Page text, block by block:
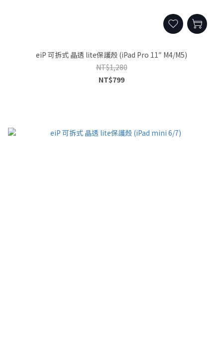
eiP 可拆式 晶透 lite保護殼 (iPad Pro 11″ M4/M5)
NT$1,280
NT$799